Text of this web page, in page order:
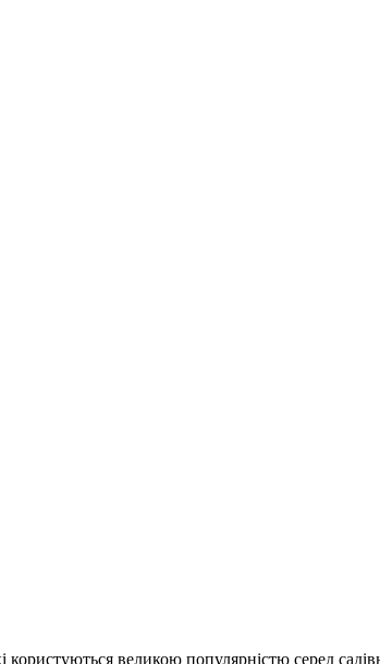
користуються великою популярністю серед